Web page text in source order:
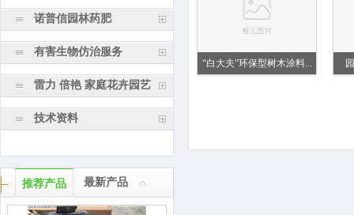
诺普信园林药肥
有害生物仿治服务
雷力 倍艳 家庭花卉园艺
技术资料
推荐产品 最新产品
“白大夫”环保型树木涂料...